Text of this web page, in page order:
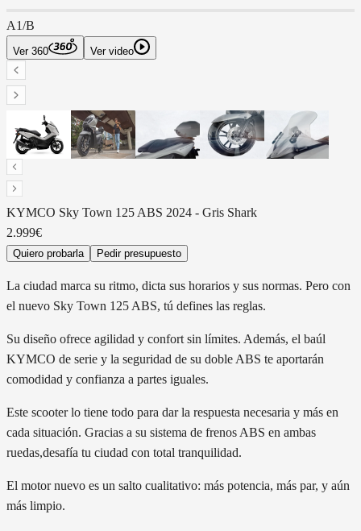
A1/B
Ver 360 Ver video
KYMCO Sky Town 125 ABS 2024 - Gris Shark
2.999€
Quiero probarla Pedir presupuesto
La ciudad marca su ritmo, dicta sus horarios y sus normas. Pero con
el nuevo Sky Town 125 ABS, tú defines las reglas.
Su diseño ofrece agilidad y confort sin límites. Además, el baúl
KYMCO de serie y la seguridad de su doble ABS te aportarán
comodidad y confianza a partes iguales.
Este scooter lo tiene todo para dar la respuesta necesaria y más en
cada situación. Gracias a su sistema de frenos ABS en ambas
ruedas,desafía tu ciudad con total tranquilidad.
El motor nuevo es un salto cualitativo: más potencia, más par, y aún
más limpio.